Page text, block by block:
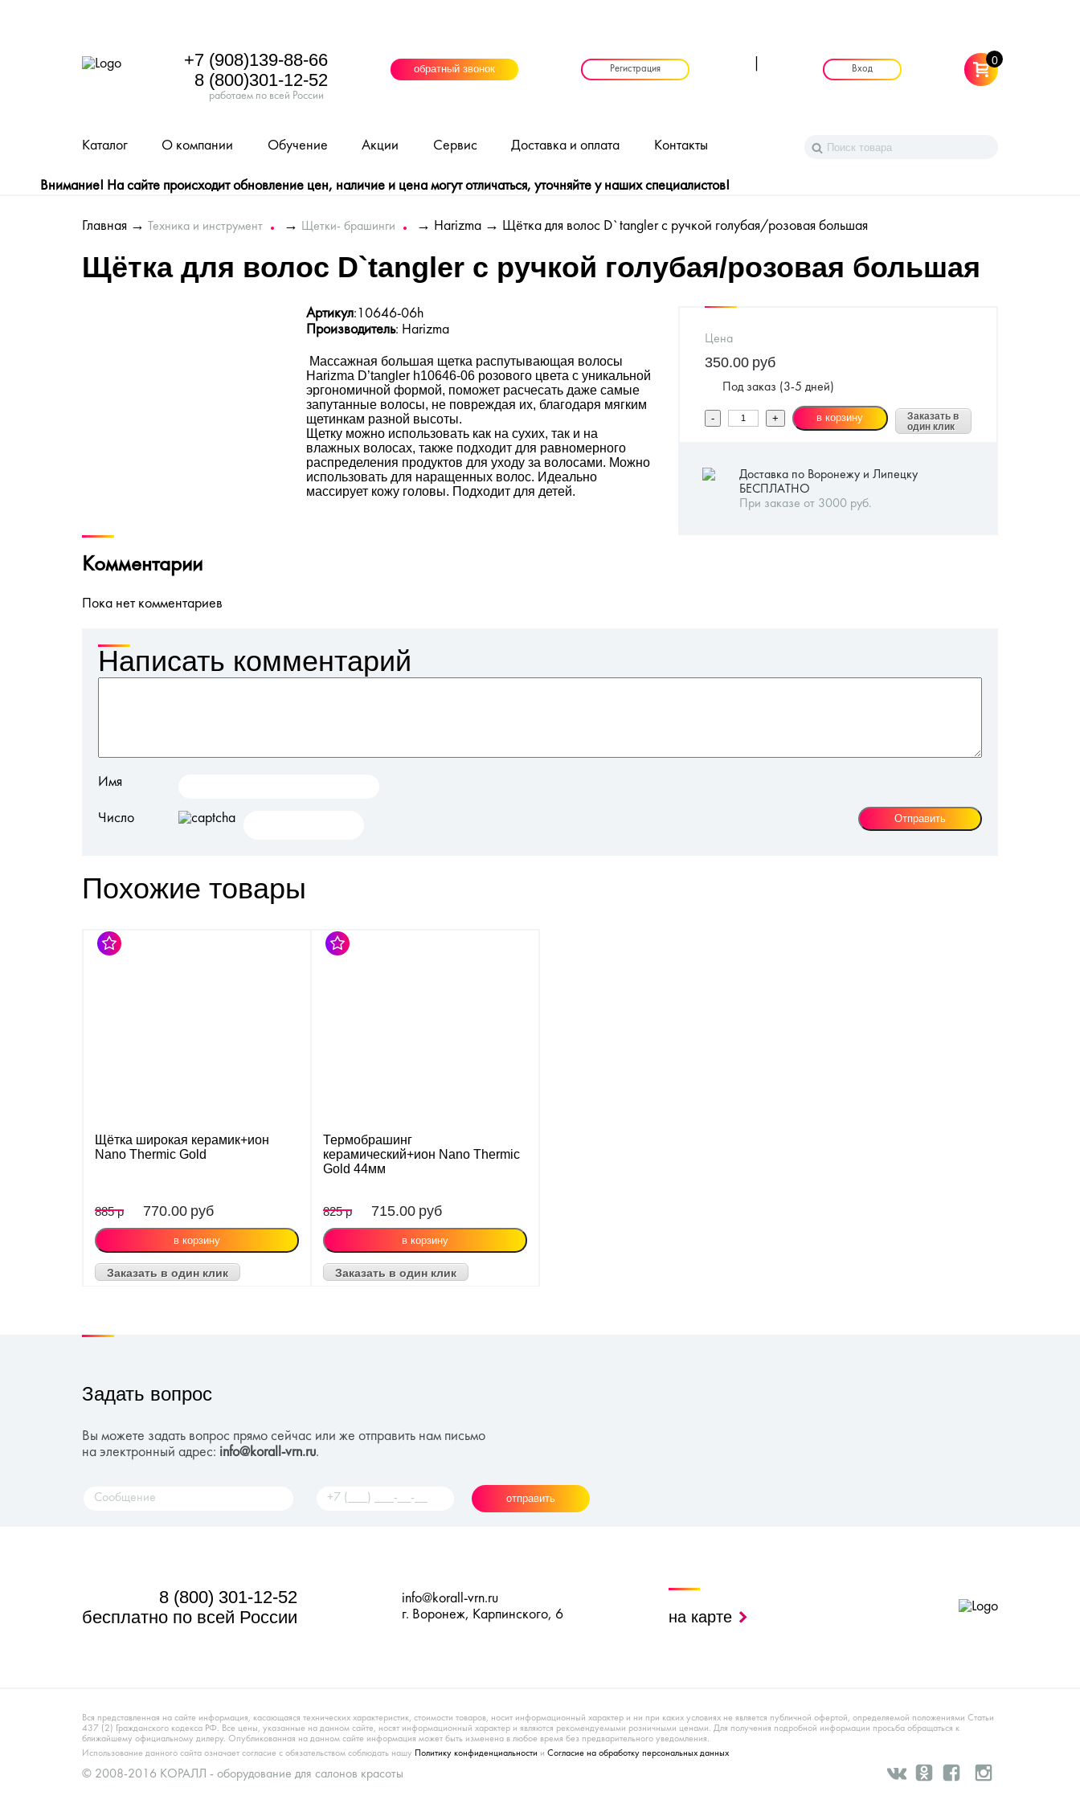
+7 (908)139-88-66
8 (800)301-12-52
работаем по всей России
обратный звонок Регистрация Вход
0
Каталог О компании Обучение Акции Сервис Доставка и оплата Контакты
Внимание! На сайте происходит обновление цен, наличие и цена могут отличаться, уточняйте у наших специалистов!
Главная → Техника и инструмент → Щетки- брашинги → Harizma→ Щётка для волос D`tangler с ручкой голубая/розовая большая
Щётка для волос D`tangler с ручкой голубая/розовая большая
Артикул:10646-06h
Производитель: Harizma
Массажная большая щетка распутывающая волосы
Harizma D’tangler h10646-06 розового цвета с уникальной
эргономичной формой, поможет расчесать даже самые
запутанные волосы, не повреждая их, благодаря мягким
щетинкам разной высоты.
Щетку можно использовать как на сухих, так и на
влажных волосах, также подходит для равномерного
распределения продуктов для уходу за волосами. Можно
использовать для наращенных волос. Идеально
массирует кожу головы. Подходит для детей.
Цена
350.00 руб
Под заказ (3-5 дней)
Заказать в
один клик
Доставка по Воронежу и Липецку
БЕСПЛАТНО
При заказе от 3000 руб.
Комментарии
Пока нет комментариев
Написать комментарий
Имя
Число
Похожие товары
Щётка широкая керамик+ион
Nano Thermic Gold
885 р 770.00 руб
Заказать в один клик
Термобрашинг
керамический+ион Nano Thermic
Gold 44мм
825 р 715.00 руб
Заказать в один клик
Задать вопрос
Вы можете задать вопрос прямо сейчас или же отправить нам письмо
на электронный адрес: info@korall-vrn.ru.
отправить
8 (800) 301-12-52
бесплатно по всей России
info@korall-vrn.ru
г. Воронеж, Карпинского, 6
на карте
Вся представленная на сайте информация, касающаяся технических характеристик, стоимости товаров, носит информационный характер и ни при каких условиях не является публичной офертой, определяемой положениями Статьи
437 (2) Гражданского кодекса РФ. Все цены, указанные на данном сайте, носят информационный характер и являются рекомендуемыми розничными ценами. Для получения подробной информации просьба обращаться к
ближайшему официальному дилеру. Опубликованная на данном сайте информация может быть изменена в любое время без предварительного уведомления.
Использование данного сайта означает согласие с обязательством соблюдать нашу Политику конфиденциальности и Согласие на обработку персональных данных
© 2008-2016 КОРАЛЛ - оборудование для салонов красоты